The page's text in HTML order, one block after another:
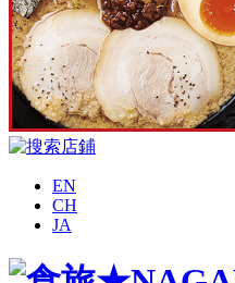
EN
CH
JA